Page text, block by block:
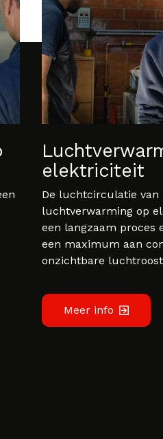
elektriciteit
De luchtcirculatie van
luchtverwarming op
een langzaam proces
een maximum aan
onzichtbare
Meer info